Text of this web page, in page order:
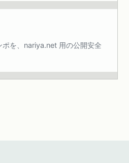
ポを、nariya.net 用の公開安全